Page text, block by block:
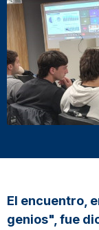
El encuentro,
genios", fue